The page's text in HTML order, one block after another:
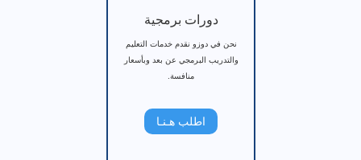
دورات برمجية
نحن في دوزو نقدم خدمات التعليم
والتدريب البرمجي عن بعد وبأسعار
منافسة.
اطلب هـنـا